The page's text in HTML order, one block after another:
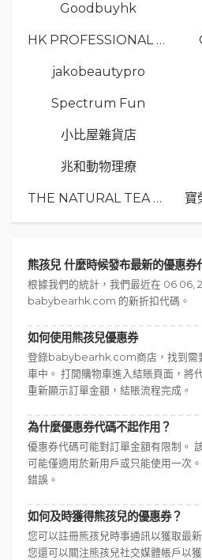
Goodbuyhk
HK PROFESSIONAL TV LIMITED
jakobeautypro
Spectrum Fun
小比屋雜貨店
兆和動物理療
THE NATURAL TEA Co.
熊孩兒 什麼時候發布最新的優惠券
根據我們的統計，我們最近在 06 06,
babybearhk.com 的新折扣代碼。
如何使用熊孩兒優惠券
登錄babybearhk.com商店，找到需
車中。 打開購物車進入結賬頁面，將
重新顯示訂單金額，結賬流程完成。
為什麼優惠券代碼不起作用？
優惠券代碼可能對訂單金額有限制。
可能僅適用於新用戶或只能使用一次
錯誤。
如何及時獲得熊孩兒的優惠券？
您可以註冊熊孩兒時事通訊以獲取最
您還可以關注熊孩兒社交媒體帳戶以